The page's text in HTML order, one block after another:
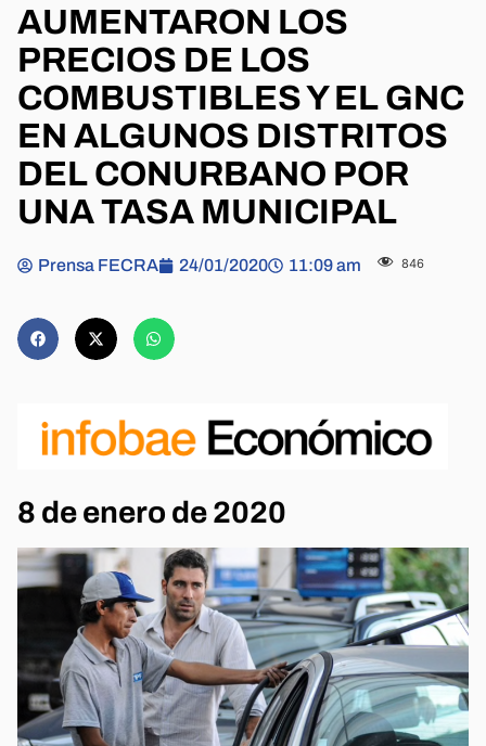
AUMENTARON LOS
PRECIOS DE LOS
COMBUSTIBLES Y EL GNC
EN ALGUNOS DISTRITOS
DEL CONURBANO POR
UNA TASA MUNICIPAL
Prensa FECRA 24/01/2020 11:09 am 846
8 de enero de 2020